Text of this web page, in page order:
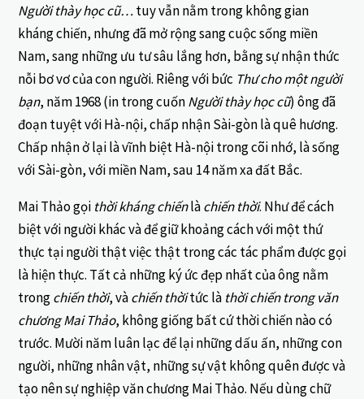
Người thày học cũ…tuy vẫn nằm trong không gian
kháng chiến, nhưng đã mở rộng sang cuộc sống miền
Nam, sang những ưu tư sâu lắng hơn, bằng sự nhận thức
nỗi bơ vơ của con người. Riêng với bức Thư cho một người
bạn, năm 1968 (in trong cuốnNgười thày học cũ) ông đã
đoạn tuyệt với Hà-nội, chấp nhận Sài-gòn là quê hương.
Chấp nhận ở lại là vĩnh biệt Hà-nội trong cõi nhớ, là sống
với Sài-gòn, với miền Nam, sau 14 năm xa đất Bắc.
Mai Thảo gọi thời kháng chiếnlàchiến thời. Như để cách
biệt với người khác và để giữ khoảng cách với một thứ
thực tại người thật việc thật trong các tác phẩm được gọi
là hiện thực. Tất cả những ký ức đẹp nhất của ông nằm
trongchiến thời, vàchiến thờitức là thời chiến trong văn
chương Mai Thảo, không giống bất cứ thời chiến nào có
trước. Mười năm luân lạc để lại những dấu ấn, những con
người, những nhân vật, những sự vật không quên được và
tạo nên sự nghiệp văn chương Mai Thảo. Nếu dùng chữ